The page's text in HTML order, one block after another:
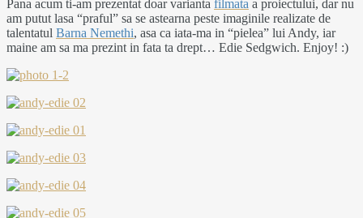
Pana acum ti-am prezentat doar varianta filmata a proiectului, dar nu
am putut lasa “praful” sa se astearna peste imaginile realizate de
talentatul Barna Nemethi, asa ca iata-ma in “pielea” lui Andy, iar
maine am sa ma prezint in fata ta drept… Edie Sedgwich. Enjoy! :)